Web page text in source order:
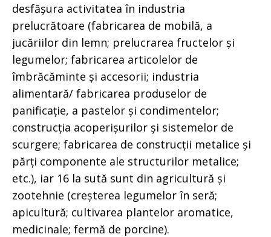
desfășura activitatea în industria
prelucrătoare (fabricarea de mobilă, a
jucăriilor din lemn; prelucrarea fructelor și
legumelor; fabricarea articolelor de
îmbrăcăminte și accesorii; industria
alimentară/ fabricarea produselor de
panificație, a pastelor și condimentelor;
construcția acoperișurilor și sistemelor de
scurgere; fabricarea de construcții metalice și
părți componente ale structurilor metalice;
etc.), iar 16 la sută sunt din agricultură și
zootehnie (creșterea legumelor în seră;
apicultură; cultivarea plantelor aromatice,
medicinale; fermă de porcine).